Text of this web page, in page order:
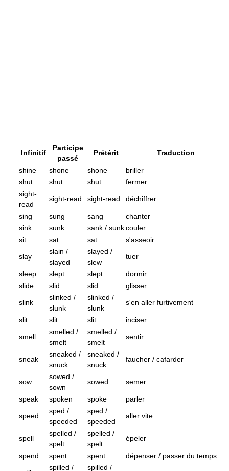
Infinitif
Participe
passé
Prétérit Traduction
shine shone shone
briller
shut
shut shut
fermer
sight-
read
sight-read sight-read déchiffrer
sing sung sang
chanter
sink
sunk sank / sunkcouler
sit
sat sat s'asseoir
slay
slain /
slayed
slayed /
slew
tuer
sleep slept slept
dormir
slide
slid slid glisser
slink
slinked /
slunk
slinked /
slunk
s'en aller furtivement
slit slit slit inciser
smell
smelled /
smelt
smelled /
smelt
sentir
sneak
sneaked /
snuck
sneaked /
snuck
faucher / cafarder
sow
sowed /
sown
sowed semer
speak spoken spoke parler
speed
sped /
speeded
sped /
speeded
aller vite
spell
spelled /
spelt
spelled /
spelt
épeler
spend spent spent dépenser / passer du temps
spilled / spilled /